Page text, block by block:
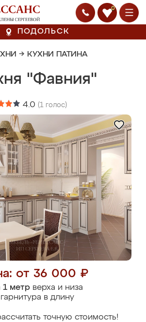
0
ПОДОЛЬСК
→ КУХНИ ПАТИНА
"Фавния"
4.0 (1 голос)
от 36 000 ₽
1 метрверха и низа
гарнитура в длину
точную стоимость!